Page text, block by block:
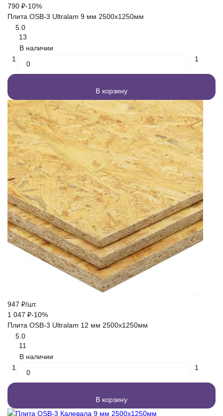
790 ₽-10%
Плита OSB-3 Ultralam 9 мм 2500х1250мм
5.0
13
В наличии
1
1
В корзину
947 ₽/шт.
1 047 ₽-10%
Плита OSB-3 Ultralam 12 мм 2500х1250мм
5.0
11
В наличии
1
1
В корзину